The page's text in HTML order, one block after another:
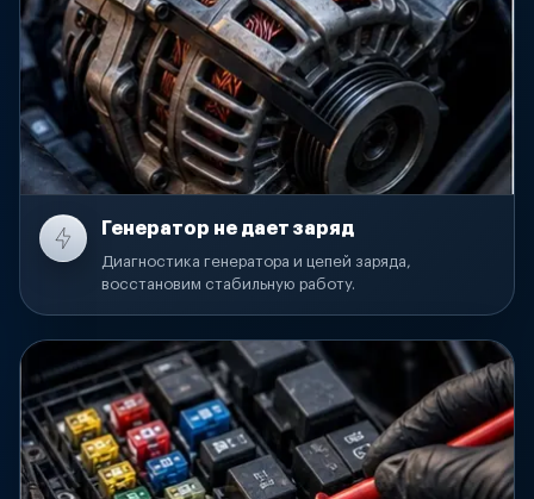
Генератор не дает заряд
Диагностика генератора и цепей заряда,
восстановим стабильную работу.